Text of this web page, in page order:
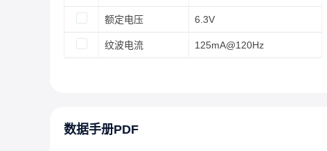
额定电压 6.3V
纹波电流 125mA@120Hz
数据手册PDF